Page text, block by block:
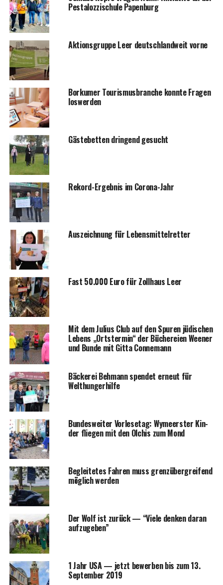
Pes­ta­loz­zi­schu­le Papenburg
Akti­ons­grup­pe Leer deutsch­land­weit vorne
Bor­ku­mer Tou­ris­mus­bran­che konn­te Fra­gen
loswerden
Gäs­te­bet­ten drin­gend gesucht
Rekord-Ergeb­nis im Corona-Jahr
Aus­zeich­nung für Lebensmittelretter
Fast 50.000 Euro für Zoll­haus Leer
Mit dem Juli­us Club auf den Spu­ren jüdi­schen
Lebens „Orts­ter­min“ der Büche­rei­en Wee­ner
und Bun­de mit Git­ta Connemann
Bäcke­rei Beh­mann spen­det erneut für
Welthungerhilfe
Bun­des­wei­ter Vor­le­se­tag: Wymeers­ter Kin­
der flie­gen mit den Olchis zum Mond
Beglei­te­tes Fah­ren muss grenz­über­grei­fend
mög­lich werden
Der Wolf ist zurück — “Vie­le den­ken dar­an
aufzugeben”
1 Jahr USA — jetzt bewer­ben bis zum 13.
Sep­tem­ber 2019